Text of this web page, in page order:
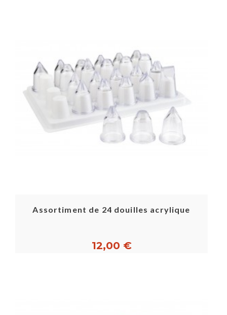
Assortiment de 24 douilles acrylique
12,00 €